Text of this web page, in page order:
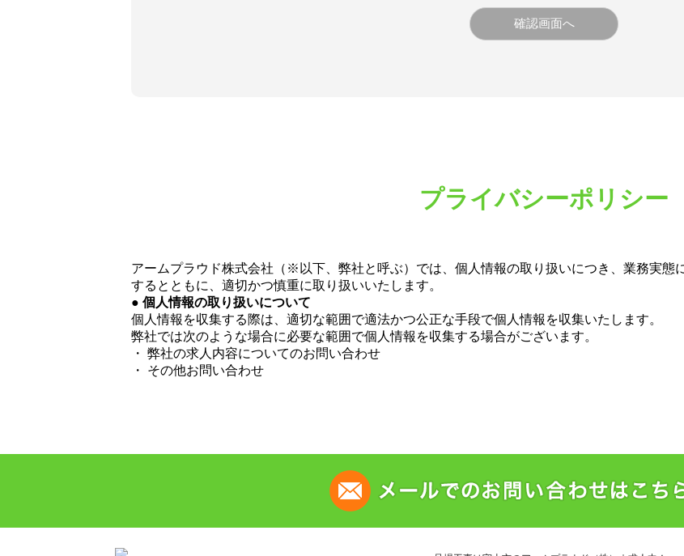
プライバシーポリシー
アームプラウド株式会社（※以下、弊社と呼ぶ）では、個人情報の取り扱いにつき、業務実態
するとともに、適切かつ慎重に取り扱いいたします。
● 個人情報の取り扱いについて
個人情報を収集する際は、適切な範囲で適法かつ公正な手段で個人情報を収集いたします。
弊社では次のような場合に必要な範囲で個人情報を収集する場合がございます。
・ 弊社の求人内容についてのお問い合わせ
・ その他お問い合わせ